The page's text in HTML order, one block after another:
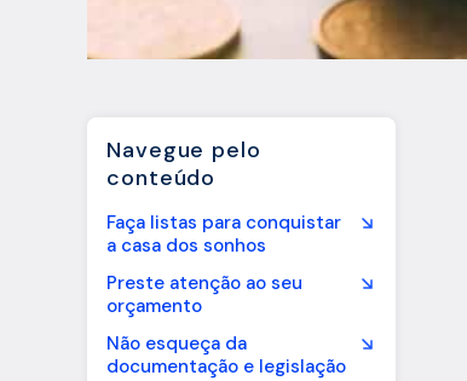
Navegue pelo
conteúdo
Faça listas para conquistar
a casa dos sonhos
Preste atenção ao seu
orçamento
Não esqueça da
documentação e legislação